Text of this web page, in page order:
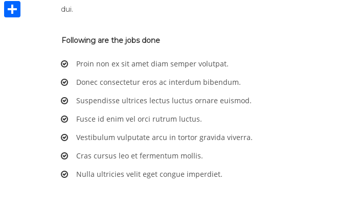
dui.
Following are the jobs done
Proin non ex sit amet diam semper volutpat.
Donec consectetur eros ac interdum bibendum.
Suspendisse ultrices lectus luctus ornare euismod.
Fusce id enim vel orci rutrum luctus.
Vestibulum vulputate arcu in tortor gravida viverra.
Cras cursus leo et fermentum mollis.
Nulla ultricies velit eget congue imperdiet.
WhatsApp